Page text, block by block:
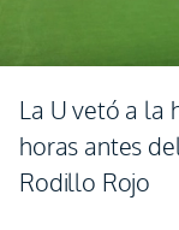
La U vetó a la
horas antes
Rodillo Rojo